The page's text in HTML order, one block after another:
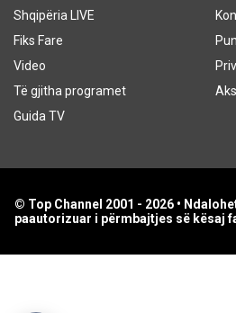
Shqipëria LIVE
Fiks Fare
Video
Të gjitha programet
Guida TV
© Top Channel 2001 - 2026 •
paautorizuar i përmbajtjes së kësaj